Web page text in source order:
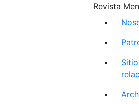
Revista